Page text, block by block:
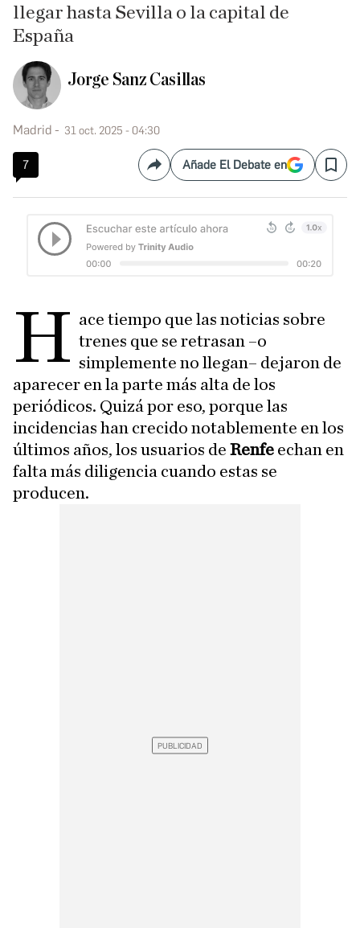
llegar hasta Sevilla o la capital de
España
Jorge Sanz Casillas
Madrid 31 oct. 2025 - 04:30
7 CompartirAñade El Debate en Save
H ace tiempo que las noticias sobre
trenes que se retrasan –o
simplemente no llegan– dejaron de
aparecer en la parte más alta de los
periódicos. Quizá por eso, porque las
incidencias han crecido notablemente en los
últimos años, los usuarios de Renfe echan en
falta más diligencia cuando estas se
producen.